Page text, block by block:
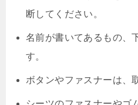
断してください。
名前が書いてあるもの、
す。
ボタンやファスナーは、